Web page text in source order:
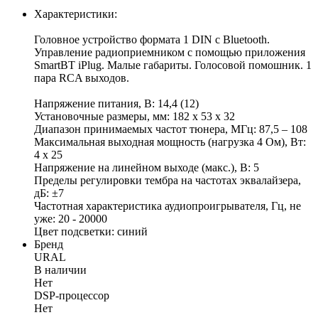
Характеристики:
Головное устройство формата 1 DIN c Bluetooth.
Управление радиоприемником с помощью приложения
SmartBT iPlug. Малые габариты. Голосовой помошник. 1
пара RCA выходов.
Напряжение питания, В: 14,4 (12)
Установочные размеры, мм: 182 х 53 х 32
Диапазон принимаемых частот тюнера, МГц: 87,5 – 108
Максимальная выходная мощность (нагрузка 4 Ом), Вт:
4 х 25
Напряжение на линейном выходе (макс.), В: 5
Пределы регулировки тембра на частотах эквалайзера,
дБ: ±7
Частотная характеристика аудиопроигрывателя, Гц, не
уже: 20 - 20000
Цвет подсветки: синий
Бренд
URAL
В наличии
Нет
DSP-процессор
Нет